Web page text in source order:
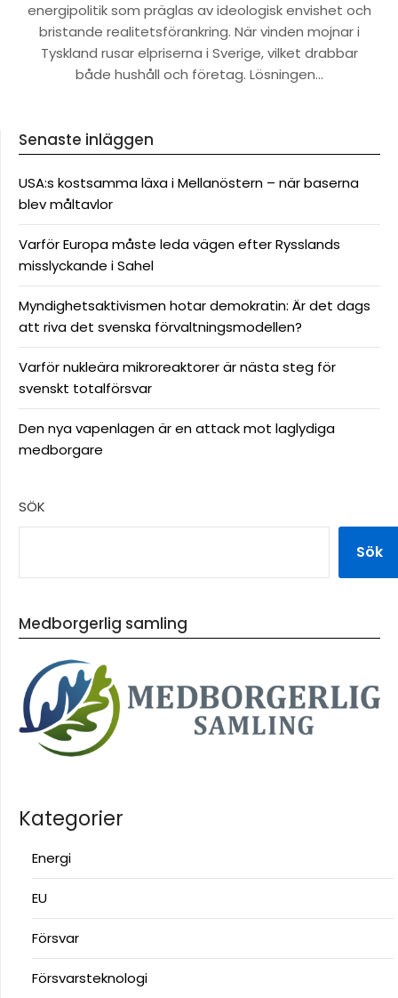
energipolitik som präglas av ideologisk envishet och
bristande realitetsförankring. När vinden mojnar i
Tyskland rusar elpriserna i Sverige, vilket drabbar
både hushåll och företag. Lösningen…
Senaste inläggen
USA:s kostsamma läxa i Mellanöstern – när baserna
blev måltavlor
Varför Europa måste leda vägen efter Rysslands
misslyckande i Sahel
Myndighetsaktivismen hotar demokratin: Är det dags
att riva det svenska förvaltningsmodellen?
Varför nukleära mikroreaktorer är nästa steg för
svenskt totalförsvar
Den nya vapenlagen är en attack mot laglydiga
medborgare
SÖK
Sök
Medborgerlig samling
Kategorier
Energi
EU
Försvar
Försvarsteknologi